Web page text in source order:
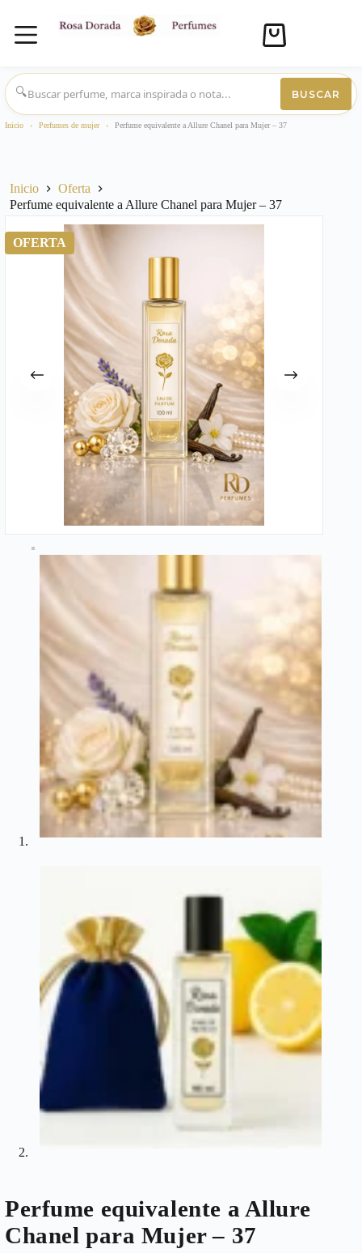
Saltar
al
contenido
Carro
compra
🔍
BUSCAR
Inicio › Perfumes de mujer › Perfume equivalente a Allure Chanel para Mujer – 37
Inicio
Oferta
Perfume equivalente a Allure Chanel para Mujer – 37
OFERTA
Perfume equivalente a Allure
Chanel para Mujer – 37